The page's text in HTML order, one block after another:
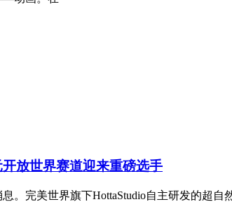
放世界赛道迎来重磅选手
。完美世界旗下HottaStudio自主研发的超